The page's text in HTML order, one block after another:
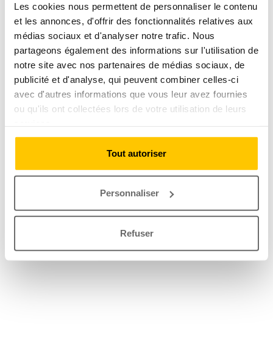
Les cookies nous permettent de personnaliser le contenu
et les annonces, d'offrir des fonctionnalités relatives aux
médias sociaux et d'analyser notre trafic. Nous
partageons également des informations sur l'utilisation de
notre site avec nos partenaires de médias sociaux, de
publicité et d'analyse, qui peuvent combiner celles-ci
avec d'autres informations que vous leur avez fournies
ou qu'ils ont collectées lors de votre utilisation de leurs
Tout autoriser
Personnaliser
Refuser